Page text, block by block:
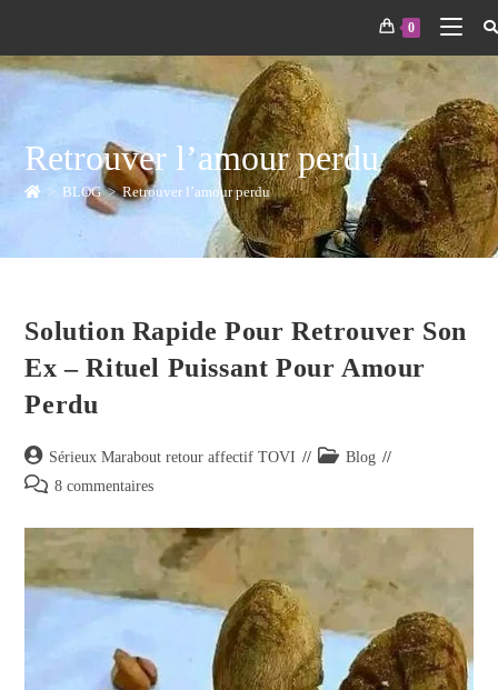
0
Retrouver l’amour perdu
> BLOG > Retrouver l’amour perdu
Solution Rapide Pour Retrouver Son
Ex – Rituel Puissant Pour Amour
Perdu
Sérieux Marabout retour affectif TOVI
Blog
8 commentaires